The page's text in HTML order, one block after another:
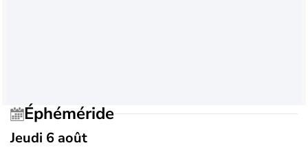
Éphéméride
Jeudi 6 août